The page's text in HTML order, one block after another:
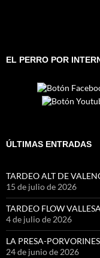
EL PERRO POR
ÚLTIMAS ENTRADAS
TARDEO ALT DE
15 de julio de 2026
TARDEO FLOW
4 de julio de 2026
LA PRESA-
24 de junio de 2026